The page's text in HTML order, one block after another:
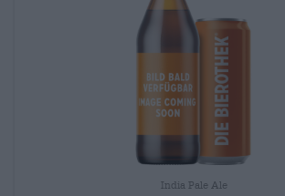
India Pale Ale